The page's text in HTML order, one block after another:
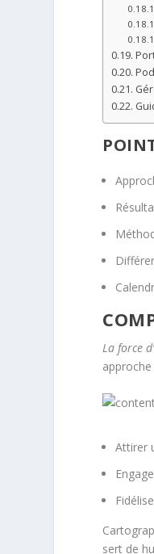
La force
Attirer
sert de